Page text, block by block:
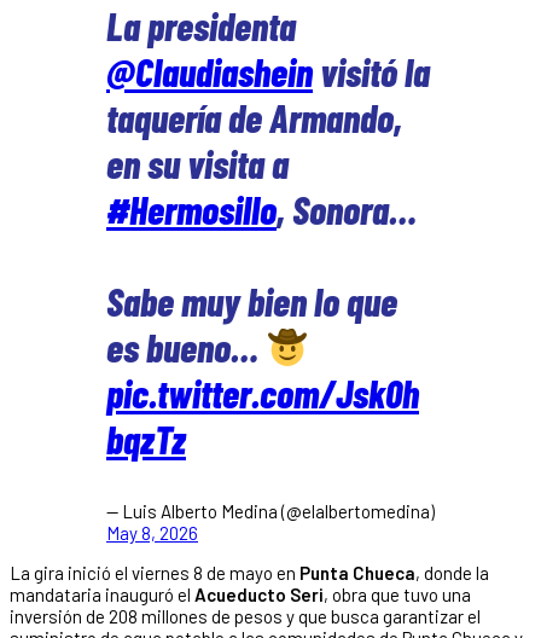
La presidenta
@Claudiasheinvisitó la
taquería de Armando,
en su visita a
#Hermosillo, Sonora…
Sabe muy bien lo que
es bueno…
pic.twitter.com/Jsk0h
bqzTz
— Luis Alberto Medina (@elalbertomedina)
May 8, 2026
La gira inició el viernes 8 de mayo en Punta Chueca, donde la
mandataria inauguró el Acueducto Seri, obra que tuvo una
inversión de 208 millones de pesos y que busca garantizar el